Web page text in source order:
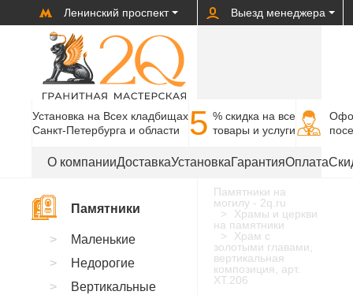
Ленинский проспект Выезд менеджера
Установка на Всех кладбищах
Санкт-Петербурга и области
5 % cкидка на все
товары и услуги
О компанииДоставкаУстановкаГарантияОплата
Памятники на
могилу - 2q.ru
Храмы и церкви
на памятники
Храм с
золотыми главами,
вертикальная
композиция, арт.
XT.206
Памятники
Маленькие
Недорогие
Вертикальные